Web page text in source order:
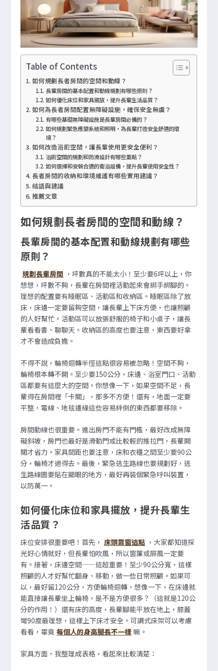
Table of Contents
如何規劃長者房間的空間和動線？
長輩房間的基本配置和動線規劃有哪些原則？
如何優化床位和家具擺放，提升長輩生活品質？
如何為長者房間配置無障礙設施，確保安全無虞？
有哪些基礎無障礙設施是長輩房間必備的？
如何規劃緊急應變系統和照明，為長輩打造安全舒適的環
境？
如何改造浴廁空間，讓長輩使用更安全便利？
浴廁空間的規劃和防滑設計有哪些重點？
如何選擇和安裝合適的衛浴設備，提升長輩使用安全性？
長者房間的收納和環境維護有哪些實用建議？
結語與建議
推薦文章
如何規劃長者房間的空間和動線？
長輩房間的基本配置和動線規劃有哪些
原則？
規劃長輩房間 ，坪數真的不能太小！至少要6坪以上，你
想想，坪數不夠，長輩在房間裡活動起來會綁手綁腳的。
理想的配置要有睡眠區、活動區和收納區。睡眠區除了放
床，床邊一定要留夠空間，讓長輩上下床方便，也讓照顧
的人好幫忙。活動區可以放張舒服的椅子和小桌子，讓長
輩看看書、聊聊天。收納區的高度也要注意，東西要好拿
才不會造成負擔。
不得不說，輪椅迴轉半徑這點很容易被忽略！空間不夠，
輪椅根本轉不開。至少要150公分，床邊、浴室門口、活動
區都要有這麼大的空間。你想像一下，如果空間不足，長
輩得在房間裡「卡關」，那多不方便！還有，地面一定要
平整，電線、地毯邊緣這些容易絆倒的東西都要移除。
房間動線也很重要。進出房門不能有門檻，最好改成無障
礙斜坡，房門也最好是滑動門或比較輕的推拉門，長輩開
關才省力。家具間距也要注意，床和衣櫃之間至少要90公
分，輪椅才過得去。最後，緊急逃生路線也要規劃好，逃
生路線圖要貼在顯眼的地方，最好再裝個緊急呼叫裝置，
以防萬一。
如何優化床位和家具擺放，提升長輩生
活品質？
床位安排很重要吧！首先， 床頭靠窗這點 ，大家都知道採
光好心情就好，但長輩怕吹風，所以窗簾或屏風一定要
有。接著，床邊空間——這超重要！至少90公分寬，這樣
照顧的人才好幫忙翻身、移動，做一些日常照顧。如果可
以，最好留120公分，方便輪椅迴轉，想像一下，在床邊就
能直接讓長輩坐上輪椅，是不是方便很多？（這就是120公
分的作用！）還有床的高度，長輩腳能平放在地上，膝蓋
彎90度最理想，這樣上下床才安全。可調式床架可以考慮
看看，畢竟 每個人的身高腿長不一樣 嘛。
家具方面，我整理成表格，看起來比較清楚：